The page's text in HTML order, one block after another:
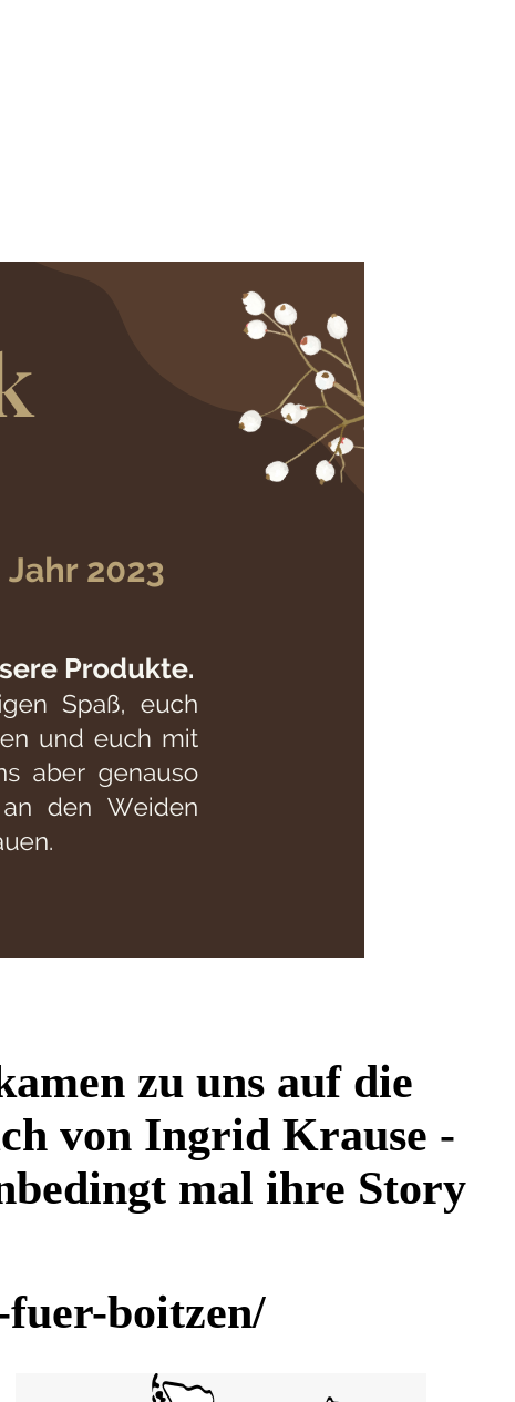
zu uns auf die
von Ingrid Krause -
mal ihre Story
boitzen/